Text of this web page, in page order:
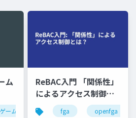
ム
ゲーム
ReBAC入門 「関係性」
によるアクセス制御と
は？
fga openfga